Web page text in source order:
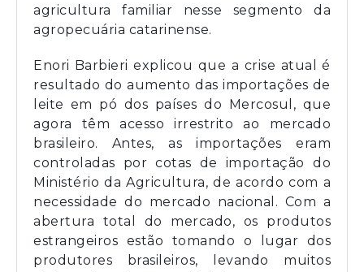
agricultura familiar nesse segmento da
agropecuária catarinense.
Enori Barbieri explicou que a crise atual é
resultado do aumento das importações de
leite em pó dos países do Mercosul, que
agora têm acesso irrestrito ao mercado
brasileiro. Antes, as importações eram
controladas por cotas de importação do
Ministério da Agricultura, de acordo com a
necessidade do mercado nacional. Com a
abertura total do mercado, os produtos
estrangeiros estão tomando o lugar dos
produtores brasileiros, levando muitos